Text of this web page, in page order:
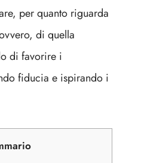
per quanto riguarda
di quella
di favorire i
fiducia e ispirando i